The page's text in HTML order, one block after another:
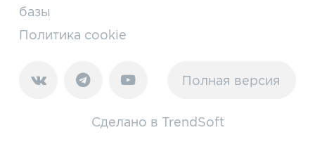
базы
Политика cookie
Полная версия
Сделано в TrendSoft